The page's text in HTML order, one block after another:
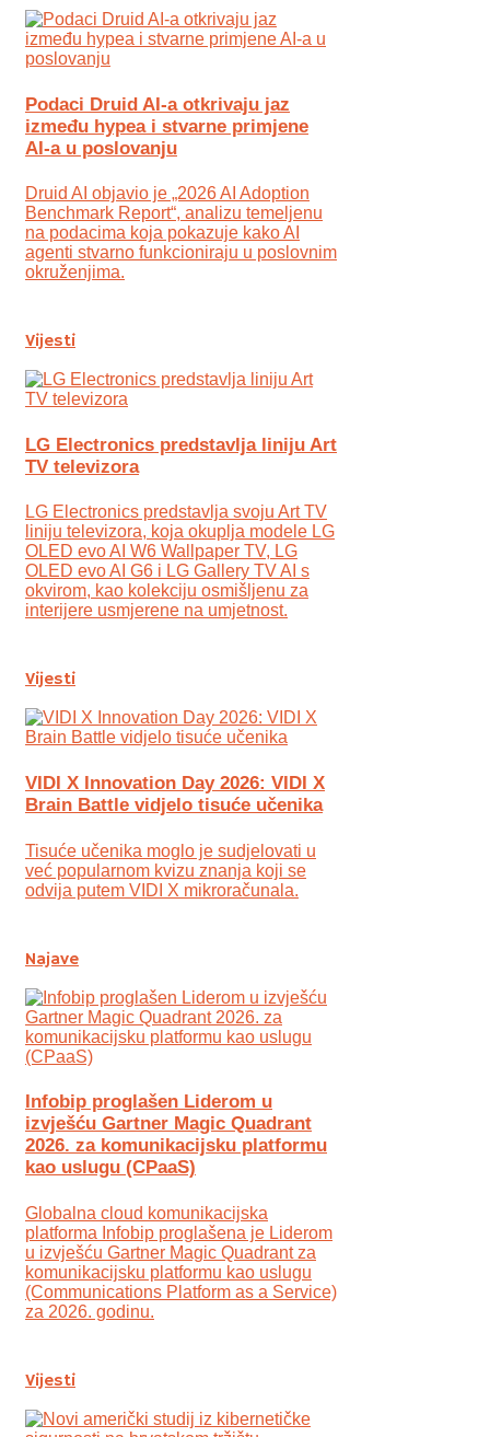
Podaci Druid AI-a otkrivaju jaz
između hypea i stvarne primjene
AI-a u poslovanju
Druid AI objavio je „2026 AI Adoption
Benchmark Report“, analizu temeljenu
na podacima koja pokazuje kako AI
agenti stvarno funkcioniraju u poslovnim
okruženjima.
Vijesti
LG Electronics predstavlja liniju Art
TV televizora
LG Electronics predstavlja svoju Art TV
liniju televizora, koja okuplja modele LG
OLED evo AI W6 Wallpaper TV, LG
OLED evo AI G6 i LG Gallery TV AI s
okvirom, kao kolekciju osmišljenu za
interijere usmjerene na umjetnost.
Vijesti
VIDI X Innovation Day 2026: VIDI X
Brain Battle vidjelo tisuće učenika
Tisuće učenika moglo je sudjelovati u
već popularnom kvizu znanja koji se
odvija putem VIDI X mikroračunala.
Najave
Infobip proglašen Liderom u
izvješću Gartner Magic Quadrant
2026. za komunikacijsku platformu
kao uslugu (CPaaS)
Globalna cloud komunikacijska
platforma Infobip proglašena je Liderom
u izvješću Gartner Magic Quadrant za
komunikacijsku platformu kao uslugu
(Communications Platform as a Service)
za 2026. godinu.
Vijesti